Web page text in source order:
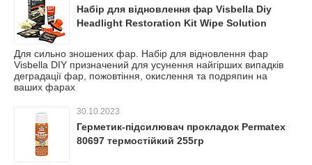
Набір для відновлення фар Visbella Diy
Headlight Restoration Kit Wipe Solution
Для сильно зношених фар. Набір для відновлення фар
Visbella DIY призначений для усунення найгірших випадків
деградації фар, пожовтіння, окислення та подряпин на
ваших фарах
30.10.2023
Герметик-підсилювач прокладок Permatex
80697 термостійкий 255гр